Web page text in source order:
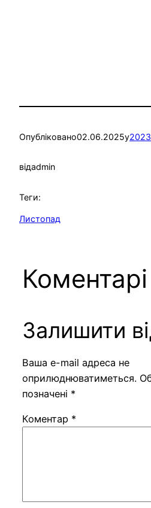
Опубліковано02.06.2025у2023
відadmin
Теги:
Листопад
Коментарі
Залишити
Ваша e-mail адреса не
оприлюднюватиметься.
позначені *
Коментар *